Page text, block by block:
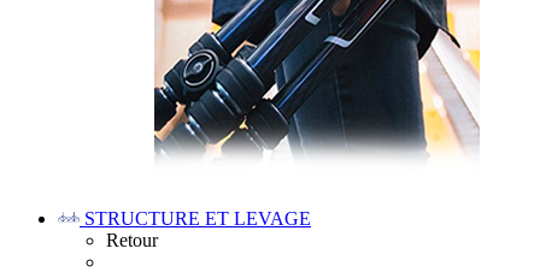
STRUCTURE ET LEVAGE
Retour